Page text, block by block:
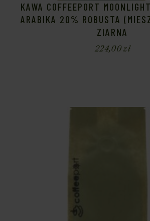
KAWA COFFEEPORT
ARABIKA 20% ROBUSTA
ZIARNA
224,00zł